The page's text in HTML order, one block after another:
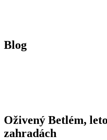
Blog
Oživený Betlém,
zahradách